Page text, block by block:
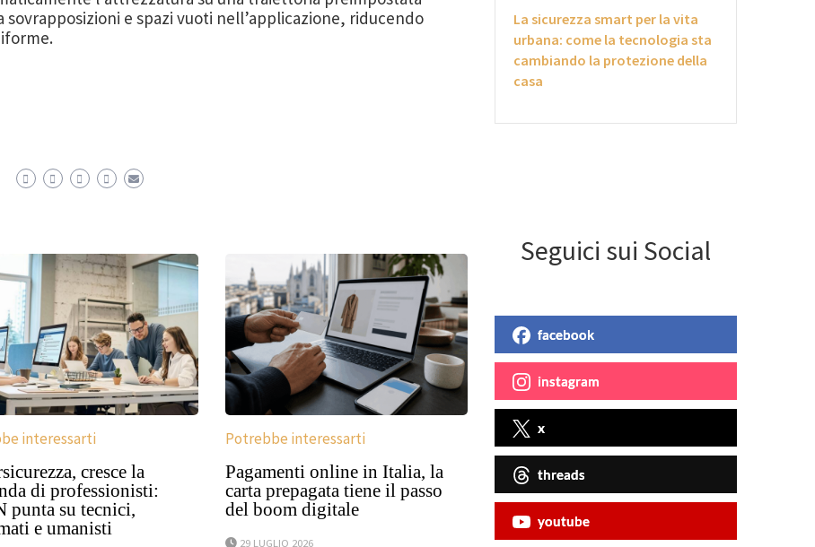
e spazi vuoti nell’applicazione, riducendo
interessarti
cresce la
di professionisti:
punta su tecnici,
e umanisti
Potrebbe interessarti
Pagamenti online in Italia, la
carta prepagata tiene il passo
del boom digitale
29 LUGLIO 2026
La sicurezza smart per la vita
urbana: come la tecnologia sta
cambiando la protezione della
casa
Seguici sui Social
facebook
instagram
x
threads
youtube